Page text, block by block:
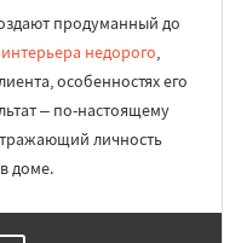
продуманный до
недорого,
особенностях его
– по-настоящему
личность
доме.